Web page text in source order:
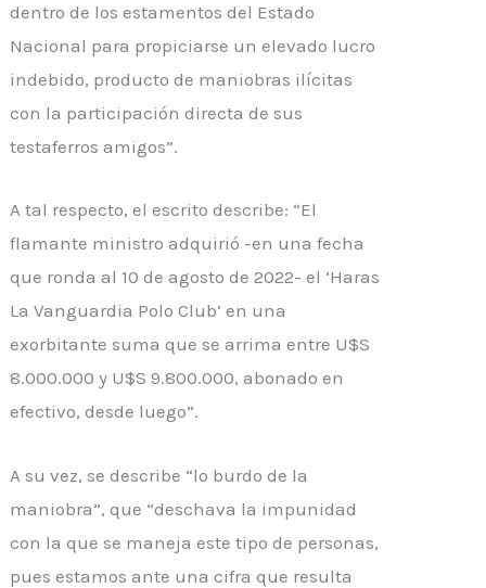
dentro de los estamentos del Estado
Nacional para propiciarse un elevado lucro
indebido, producto de maniobras ilícitas
con la participación directa de sus
testaferros amigos”.
A tal respecto, el escrito describe: “El
flamante ministro adquirió -en una fecha
que ronda al 10 de agosto de 2022- el ‘Haras
La Vanguardia Polo Club’ en una
exorbitante suma que se arrima entre U$S
8.000.000 y U$S 9.800.000, abonado en
efectivo, desde luego”.
A su vez, se describe “lo burdo de la
maniobra”, que “deschava la impunidad
con la que se maneja este tipo de personas,
pues estamos ante una cifra que resulta